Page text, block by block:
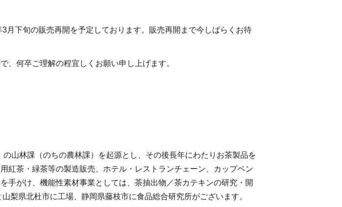
下旬の販売再開を予定しております。販売再開まで今しばらくお待
、何卒ご理解の程宜しくお願い申し上げます。
山林課（のちの農林課）を起源とし、その後長年にわたりお茶製品を
紅茶・緑茶等の製造販売、ホテル・レストランチェーン、カップベン
手がけ、機能性素材事業としては、茶抽出物／茶カテキンの研究・開
梨県北杜市に工場、静岡県藤枝市に食品総合研究所がございます。